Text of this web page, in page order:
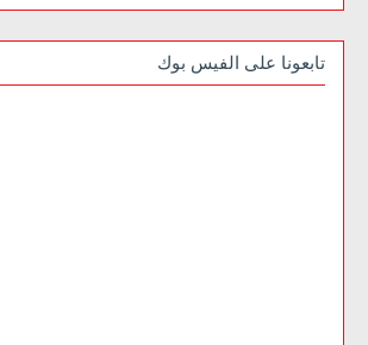
تابعونا على الفيس بوك